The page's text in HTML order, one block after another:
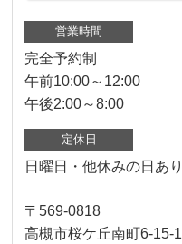
営業時間
完全予約制
午前10:00～12:00
午後2:00～8:00
定休日
日曜日・他休みの日あり
〒569-0818
高槻市桜ケ丘南町6-15-1